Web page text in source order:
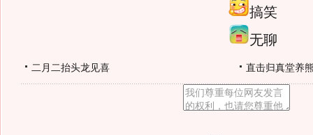
搞笑
无聊
二月二抬头龙见喜 直击归真堂养